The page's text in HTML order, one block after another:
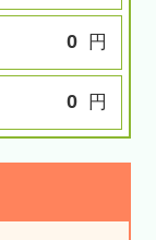
0 円
0 円